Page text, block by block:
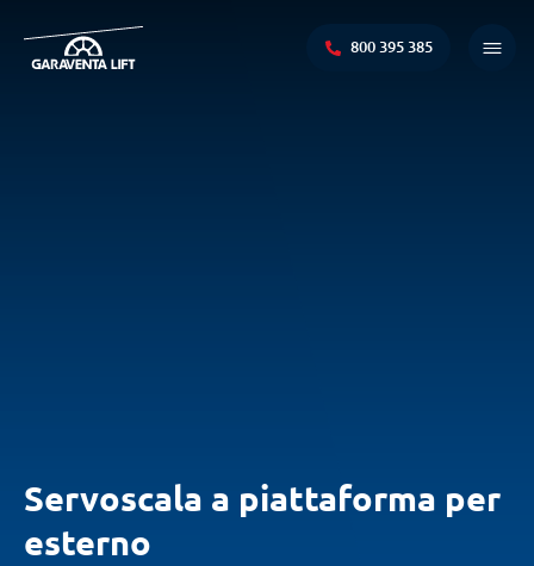
800 395 385
Menu
Servoscala a piattaforma per
esterno